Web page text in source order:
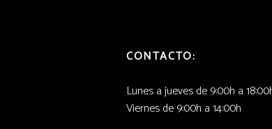
CONTACTO:
Lunes a jueves de 9:00h a
Viernes de 9:00h a 14:00h